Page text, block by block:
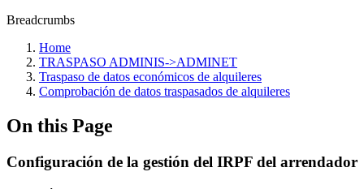
Breadcrumbs
Home
TRASPASO ADMINIS->ADMINET
Traspaso de datos económicos de alquileres
Comprobación de datos traspasados de alquileres
On this Page
Configuración de la gestión del IRPF del arrendador